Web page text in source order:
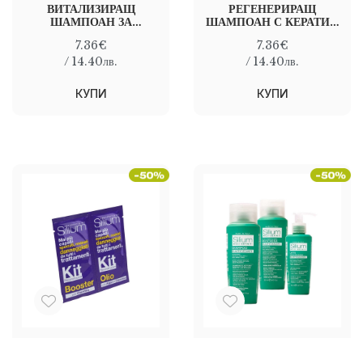
ВИТАЛИЗИРАЩ
ШАМПОАН ЗА
SILIUM CURLY HAIR
SHAMPOO 250 МЛ
7.36€
/ 14.40лв.
КУПИ
РЕГЕНЕРИРАЩ
ШАМПОАН С КЕРАТИН
SILIUM REPAIR
SHAMPOO 250 МЛ
7.36€
/ 14.40лв.
КУПИ